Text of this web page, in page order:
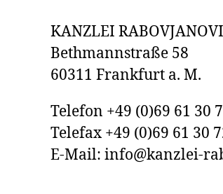
KANZLEI
Bethmannstraße 58
60311 Frankfurt a. M.
Telefon +49 (0)69 61 30
Telefax +49 (0)69 61 30
E-Mail: info@kanzlei-